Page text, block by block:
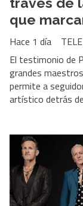
que
Hace 1 día
El testimonio de
grandes
permite a
artístico detrás